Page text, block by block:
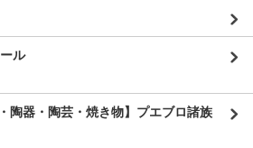
ル
器・陶芸・焼き物】プエブロ諸族